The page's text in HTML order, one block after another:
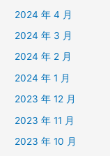
2024 年 4 月
2024 年 3 月
2024 年 2 月
2024 年 1 月
2023 年 12 月
2023 年 11 月
2023 年 10 月